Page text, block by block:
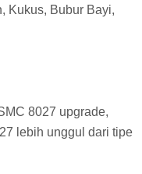
Kukus, Bubur Bayi,
8027 upgrade,
lebih unggul dari tipe